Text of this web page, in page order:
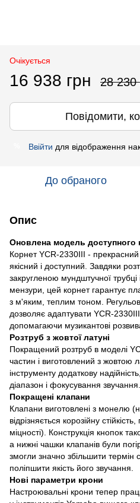
Очікується
16 938 грн 28 230
Повідомити,
Ввійти для відображення
До обраного
Опис
Оновлена ​​модель доступного
Корнет YCR-2330III - прекрасний
якісний і доступний. Завдяки
закругленою мундштучної
мензури, цей корнет гарантує
з м'яким, теплим тоном.
дозволяє адаптувати YCR-2330III
допомагаючи музикантові
Розтруб з жовтої латуні
Покращений розтруб в моделі
частин і виготовлений з жовтою
інструменту додаткову
діапазон і фокусування звучання.
Покращені клапани
Клапани виготовлені з монелю
відрізняється корозійну
міцності). Конструкція кнопок
а нижні чашки клапанів були
змогли значно збільшити термін
поліпшити якість його звучання.
Нові параметри крони
Настроювальні крони тепер